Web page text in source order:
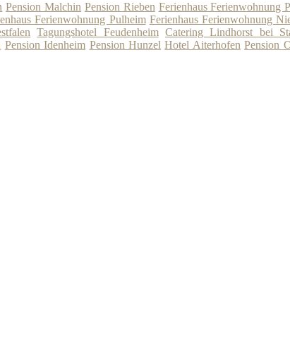
Pension Malchin Pension Rieben Ferienhaus Ferienwohnung
Ferienwohnung Pulheim Ferienhaus Ferienwohnung
Tagungshotel Feudenheim Catering Lindhorst bei
Pension Idenheim Pension Hunzel Hotel Aiterhofen Pension